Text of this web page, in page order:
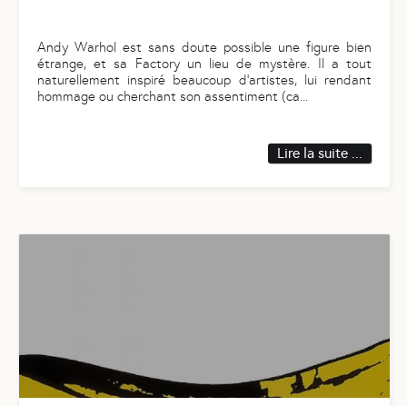
Andy Warhol est sans doute possible une figure bien
étrange, et sa Factory un lieu de mystère. Il a tout
naturellement inspiré beaucoup d’artistes, lui rendant
hommage ou cherchant son assentiment (ca
Lire la suite ...